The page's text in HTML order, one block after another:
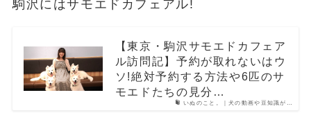
駒沢にはサモエドカフェアル!
いぬのこと。｜犬の動画や豆知識が…
【東京・駒沢サモエドカフェア
ル訪問記】予約が取れないはウ
ソ!絶対予約する方法や6匹のサ
モエドたちの見分…